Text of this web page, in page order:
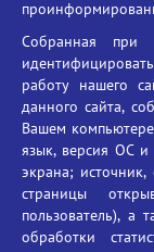
Противодействие
Социальные ролики -
Противодействие
БГУ против наркотиков
Собранная
работу нашего
данного сайта,
Вашем
язык, версия ОС и
экрана;
страницы
пользователь), а
обработки